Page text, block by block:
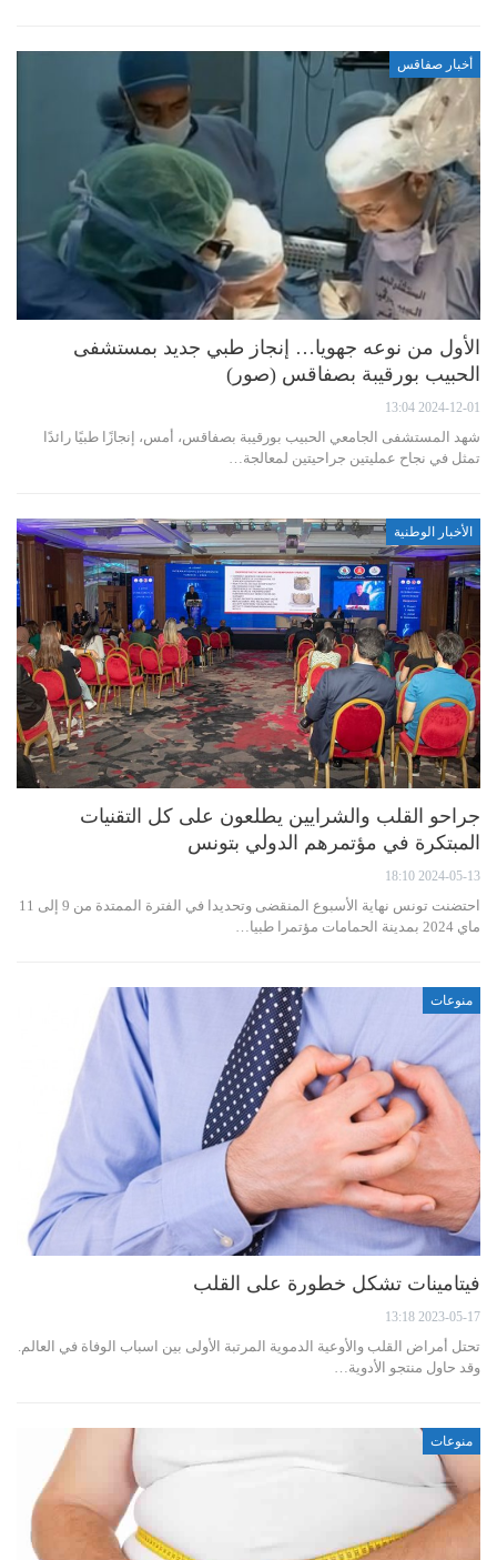
أخبار صفاقس
الأول من نوعه جهويا… إنجاز طبي جديد بمستشفى
الحبيب بورقيبة بصفاقس (صور)
2024-12-01 13:04
شهد المستشفى الجامعي الحبيب بورقيبة بصفاقس، أمس، إنجازًا طبيًا رائدًا
تمثل في نجاح عمليتين جراحيتين لمعالجة…
الأخبار الوطنية
جراحو القلب والشرايين يطلعون على كل التقنيات
المبتكرة في مؤتمرهم الدولي بتونس
2024-05-13 18:10
احتضنت تونس نهاية الأسبوع المنقضى وتحديدا في الفترة الممتدة من 9 إلى 11
ماي 2024 بمدينة الحمامات مؤتمرا طبيا…
منوعات
فيتامينات تشكل خطورة على القلب
2023-05-17 13:18
تحتل أمراض القلب والأوعية الدموية المرتبة الأولى بين اسباب الوفاة في العالم.
وقد حاول منتجو الأدوية…
منوعات